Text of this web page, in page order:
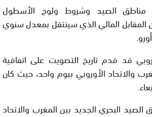
مناطق الصيد وشروط ولوج الأسطول
المقابل المالي الذي سينتقل بمعدل سنوي
قد قدم تاريخ التصويت على اتفاقية
والاتحاد الأوروبي بيوم واحد، حيث كان
الصيد البحري الجديد بين المغرب والاتحاد